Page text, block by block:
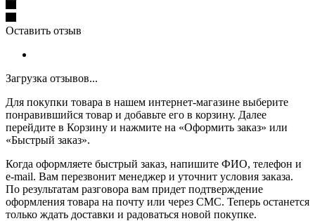
Оставить отзыв
Загрузка отзывов...
Для покупки товара в нашем интернет-магазине выберите
понравившийся товар и добавьте его в корзину. Далее
перейдите в Корзину и нажмите на «Оформить заказ» или
«Быстрый заказ».
Когда оформляете быстрый заказ, напишите ФИО, телефон и
e-mail. Вам перезвонит менеджер и уточнит условия заказа.
По результатам разговора вам придет подтверждение
оформления товара на почту или через СМС. Теперь останется
только ждать доставки и радоваться новой покупке.